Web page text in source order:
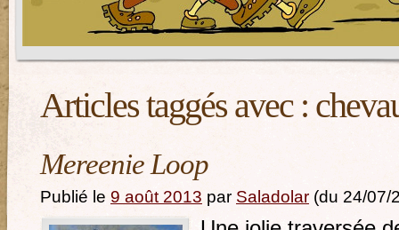
Articles taggés avec :
Mereenie Loop
Publié le 9 août 2013 par Saladolar (du 24/07/